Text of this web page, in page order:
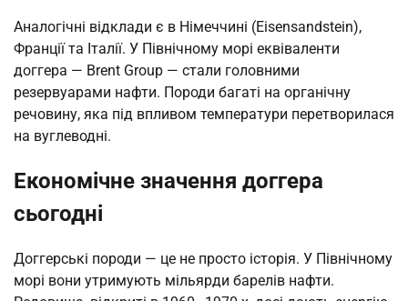
Аналогічні відклади є в Німеччині (Eisensandstein),
Франції та Італії. У Північному морі еквіваленти
доггера — Brent Group — стали головними
резервуарами нафти. Породи багаті на органічну
речовину, яка під впливом температури перетворилася
на вуглеводні.
Економічне значення доггера
сьогодні
Доггерські породи — це не просто історія. У Північному
морі вони утримують мільярди барелів нафти.